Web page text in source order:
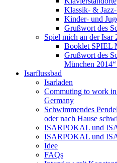
Klassik- &
Kinder- und
Grußwort des
Spiel mich an der Isar
Booklet SPIEL
Grußwort des
München
Isarflussbad
Isarladen
Commuting to work
Germany
Schwimmendes
oder nach Hause
ISARPOKAL und
ISARPOKAL und
Idee
FAQs